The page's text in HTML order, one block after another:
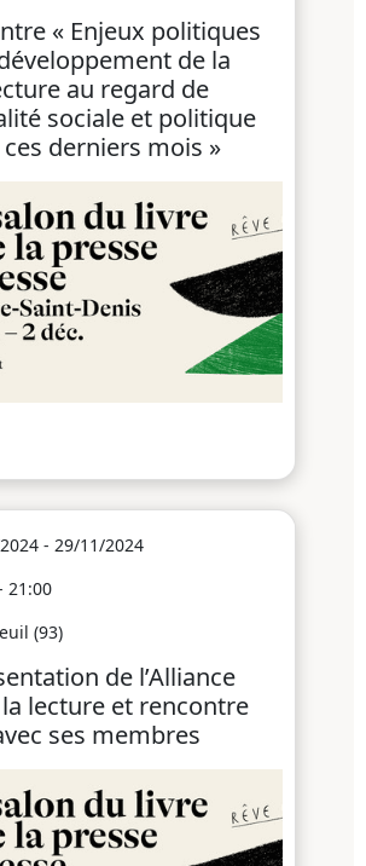
« Enjeux politiques
de la
au regard de
sociale et politique
ces derniers mois »
- 29/11/2024
21:00
(93)
de l’Alliance
lecture et rencontre
ses membres